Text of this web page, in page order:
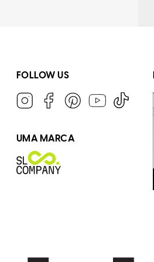
FOLLOW US
UMA MARCA